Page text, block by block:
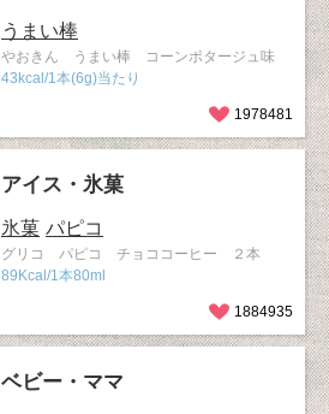
うまい棒
やおきん うまい棒 コーンポタージュ味
43kcal/1本(6g)当たり
1978481
アイス・氷菓
氷菓 パピコ
グリコ パピコ チョココーヒー ２本
89Kcal/1本80ml
1884935
ベビー・ママ